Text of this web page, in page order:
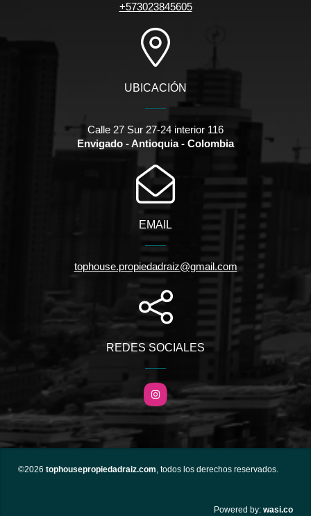
+573023845605
UBICACIÓN
Calle 27 Sur 27-24 interior 116
Envigado - Antioquia - Colombia
EMAIL
tophouse.propiedadraiz@gmail.com
REDES SOCIALES
Instagram
©2026 tophousepropiedadraiz.com, todos los derechos reservados.
Powered by: wasi.co